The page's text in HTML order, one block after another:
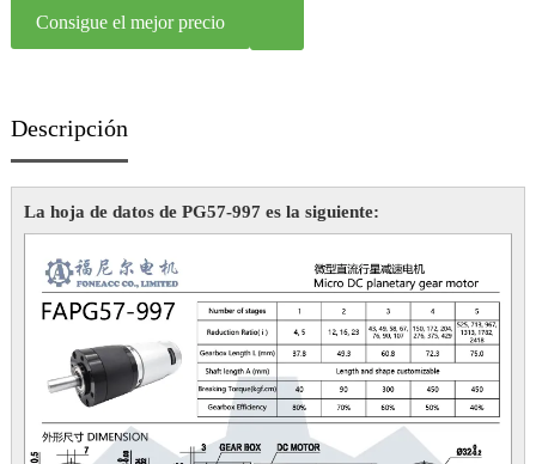
Consigue el mejor precio
Descripción
La hoja de datos de PG57-997 es la siguiente: